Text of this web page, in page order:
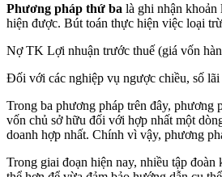
Phương pháp thứ ba là ghi nhận
hiện được. Bút toán thực hiện việc loại
Nợ TK Lợi nhuận trước thuế (giá vốn
Đối với các nghiệp vụ ngược chiều, số
Trong ba phương pháp trên đây, phương
vốn chủ sở hữu đối với hợp nhất một
doanh hợp nhất. Chính vì vậy, phương
Trong giai đoạn hiện nay, nhiều tập